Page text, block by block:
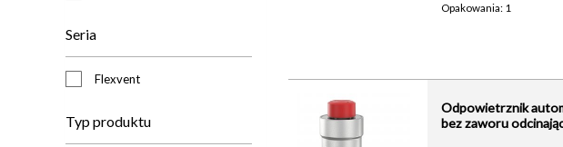
Seria
Flexvent
Typ produktu
Opakowania: 1
Odpowietrznik
bez zaworu